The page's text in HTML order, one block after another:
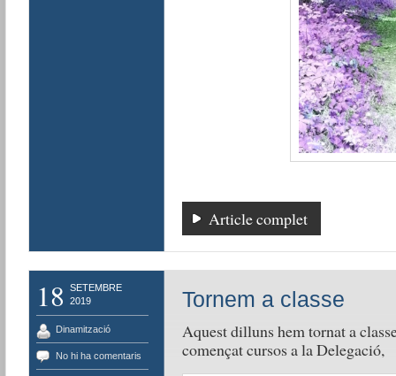
Article complet
18
SETEMBRE
2019
Dinamització
No hi ha comentaris
Tornem a classe
Aquest dilluns hem tornat a
començat cursos a la Delegació,